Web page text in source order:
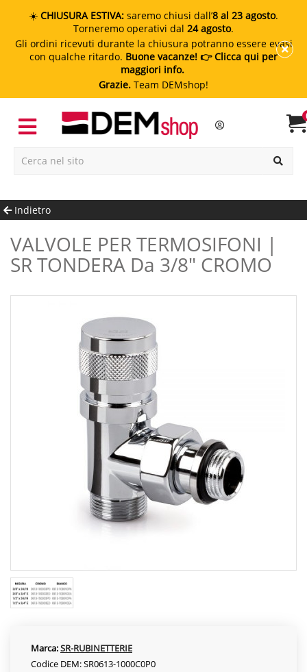
☀️ CHIUSURA ESTIVA: saremo chiusi dall’8 al 23 agosto.
Torneremo operativi dal 24 agosto.
Gli ordini ricevuti durante la chiusura potranno essere evasi
con qualche ritardo. Buone vacanze! 👉 Clicca qui per
maggiori info.
Grazie. Team DEMshop!
Indietro
VALVOLE PER TERMOSIFONI |
SR TONDERA Da 3/8" CROMO
Marca:SR-RUBINETTERIE
Codice DEM: SR0613-1000C0P0